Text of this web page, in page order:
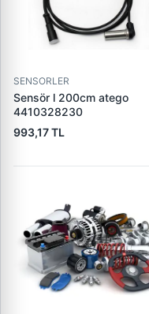
SENSORLER
Sensör l 200cm atego
4410328230
993,17 TL